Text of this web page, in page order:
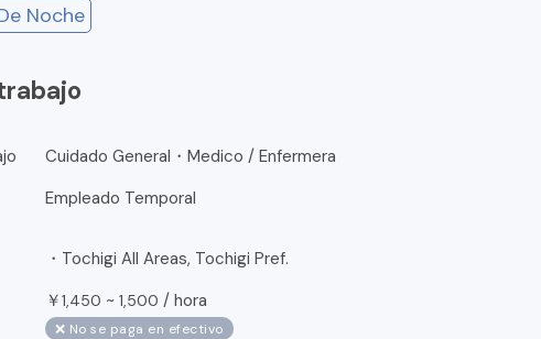
Noche
Cuidado General・Medico / Enfermera
Empleado Temporal
・Tochigi All Areas, Tochigi Pref.
￥1,450 ~ 1,500 / hora
❌ No se paga en efectivo